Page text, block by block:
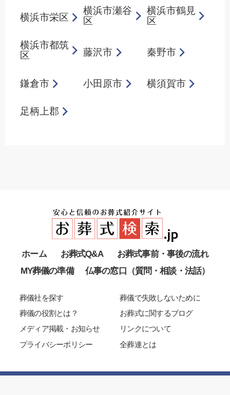
横浜市栄区
横浜市瀬谷
区
横浜市鶴見
区
横浜市都筑
区
藤沢市 秦野市
鎌倉市 小田原市 横須賀市
足柄上郡
ホーム お葬式Q&A
お葬式事前・事後の流れ
MY葬儀の準備
仏事の窓口（質問・相談・法話）
葬儀社を探す
葬儀で失敗しないために
葬儀の役割とは？
お葬式に関するブログ
メディア掲載・お知らせ
リンクについて
プライバシーポリシー
全葬連とは